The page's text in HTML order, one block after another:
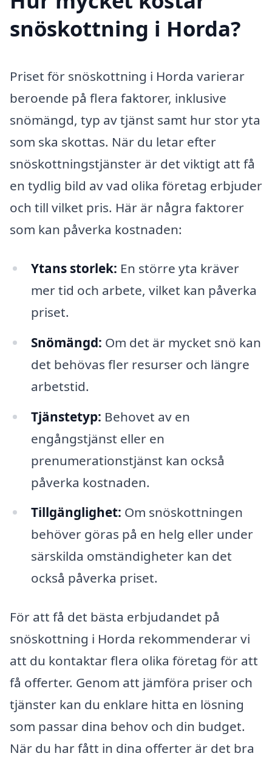
snöskottning i Horda?
Priset för snöskottning i Horda varierar
beroende på flera faktorer, inklusive
snömängd, typ av tjänst samt hur stor yta
som ska skottas. När du letar efter
snöskottningstjänster är det viktigt att få
en tydlig bild av vad olika företag erbjuder
och till vilket pris. Här är några faktorer
som kan påverka kostnaden:
Ytans storlek: En större yta kräver
mer tid och arbete, vilket kan påverka
priset.
Snömängd: Om det är mycket snö kan
det behövas fler resurser och längre
arbetstid.
Tjänstetyp: Behovet av en
engångstjänst eller en
prenumerationstjänst kan också
påverka kostnaden.
Tillgänglighet: Om snöskottningen
behöver göras på en helg eller under
särskilda omständigheter kan det
också påverka priset.
För att få det bästa erbjudandet på
snöskottning i Horda rekommenderar vi
att du kontaktar flera olika företag för att
få offerter. Genom att jämföra priser och
tjänster kan du enklare hitta en lösning
som passar dina behov och din budget.
När du har fått in dina offerter är det bra